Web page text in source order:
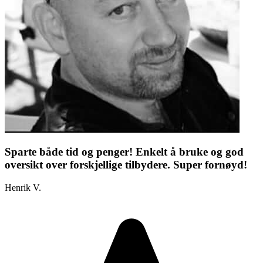
Sparte både tid og penger! Enkelt å bruke og god
oversikt over forskjellige tilbydere. Super fornøyd!
Henrik V.